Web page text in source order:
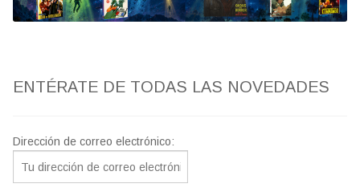
Jesús Franco
ENTÉRATE DE TODAS LAS NOVEDADES
Dirección de correo electrónico: